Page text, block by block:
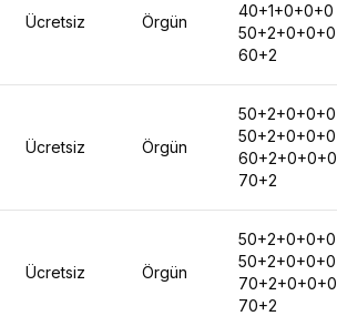
Ücretsiz Örgün
40+1+0+0+0
50+2+0+0+0
60+2
Ücretsiz Örgün
50+2+0+0+0
50+2+0+0+0
60+2+0+0+0
70+2
Ücretsiz Örgün
50+2+0+0+0
50+2+0+0+0
70+2+0+0+0
70+2